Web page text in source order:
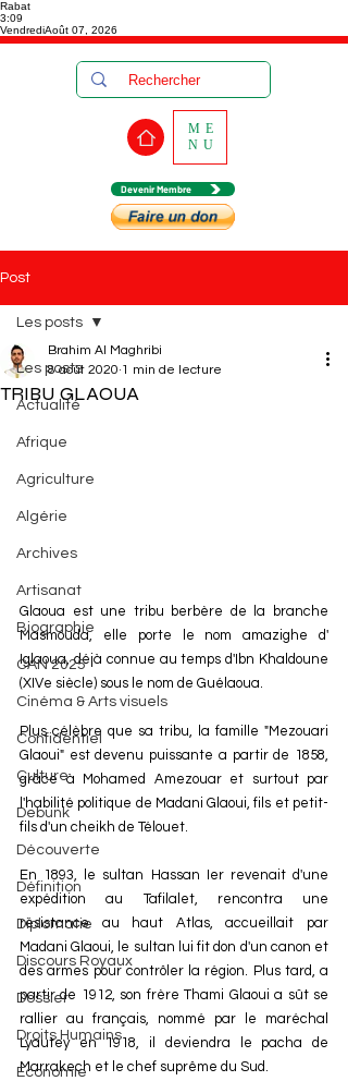
Rabat
3:09
VendrediAoût 07, 2026
Devenir Membre
ME
NU
Post
Les posts
Actualité
Afrique
Agriculture
Algérie
Archives
Artisanat
Biographie
CAN 2025
Cinéma & Arts visuels
Confidentiel
Culture
Debunk
Découverte
Définition
Diplomatie
Discours Royaux
Dossier
Droits Humains
Économie
Les posts
TRIBU GLAOUA
Brahim Al Maghribi
8 août 2020 1 min de lecture
Glaoua est une tribu berbère de la branche
Masmouda, elle porte le nom amazighe d'
Iglaoua, déjà connue au temps d'Ibn Khaldoune
(XIVe siècle) sous le nom de Guélaoua.
Plus célèbre que sa tribu, la famille "Mezouari
Glaoui" est devenu puissante a partir de 1858,
grâce à Mohamed Amezouar et surtout par
l'habilité politique de Madani Glaoui, fils et petit-
fils d'un cheikh de Télouet.
En 1893, le sultan Hassan Ier revenait d'une
expédition au Tafilalet, rencontra une
résistance au haut Atlas, accueillait par
Madani Glaoui, le sultan lui fit don d'un canon et
des armes pour contrôler la région. Plus tard, a
partir de 1912, son frère Thami Glaoui a sût se
rallier au français, nommé par le maréchal
Lyautey en 1918, il deviendra le pacha de
Marrakech et le chef suprême du Sud.